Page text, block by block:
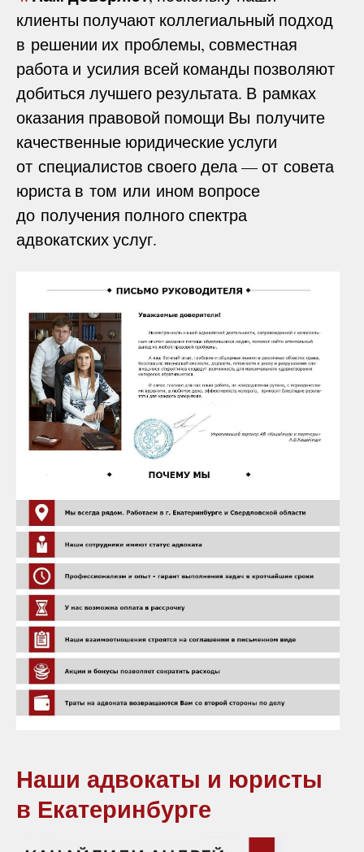
клиенты получают коллегиальный подход
в решении их проблемы, совместная
работа и усилия всей команды позволяют
добиться лучшего результата. В рамках
оказания правовой помощи Вы получите
качественные юридические услуги
от специалистов своего дела — от совета
юриста в том или ином вопросе
до получения полного спектра
адвокатских услуг.
Наши адвокаты и юристы
в Екатеринбурге